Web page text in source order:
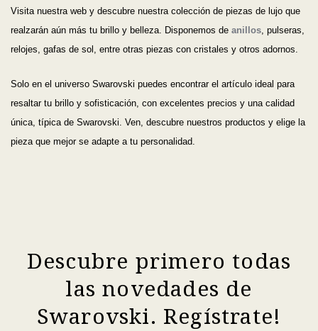
Visita nuestra web y descubre nuestra colección de piezas de lujo que
realzarán aún más tu brillo y belleza. Disponemos de anillos, pulseras,
relojes, gafas de sol, entre otras piezas con cristales y otros adornos.
Solo en el universo Swarovski puedes encontrar el artículo ideal para
resaltar tu brillo y sofisticación, con excelentes precios y una calidad
única, típica de Swarovski. Ven, descubre nuestros productos y elige la
pieza que mejor se adapte a tu personalidad.
Descubre primero todas
las novedades de
Swarovski. Regístrate!